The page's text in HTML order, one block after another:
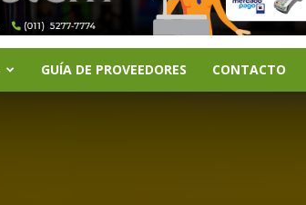
GUÍA DE PROVEEDORES CONTACTO